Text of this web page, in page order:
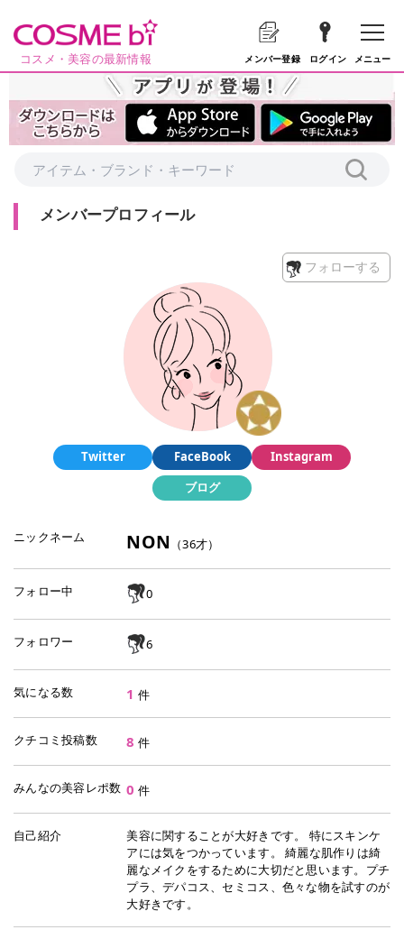
コスメ・美容の最新情報 メンバー登録 ログイン メニュー
メンバープロフィール
フォローする
Twitter FaceBook
Instagram
ブログ
ニックネーム NON （36才）
フォロー中 0
フォロワー 6
気になる数 1 件
クチコミ投稿数 8 件
みんなの美容レポ数 0 件
自己紹介
美容に関することが大好きです。 特にスキンケ
アには気をつかっています。 綺麗な肌作りは綺
麗なメイクをするために大切だと思います。プチ
プラ、デパコス、セミコス、色々な物を試すのが
大好きです。